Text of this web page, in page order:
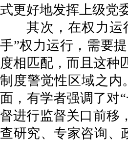
式更好地发挥上级党
其次，在权力运
手”权力运行，需要
度相匹配，而且这种
制度警觉性区域之内
面，有学者强调了对
督进行监督关口前移
查研究、专家咨询、